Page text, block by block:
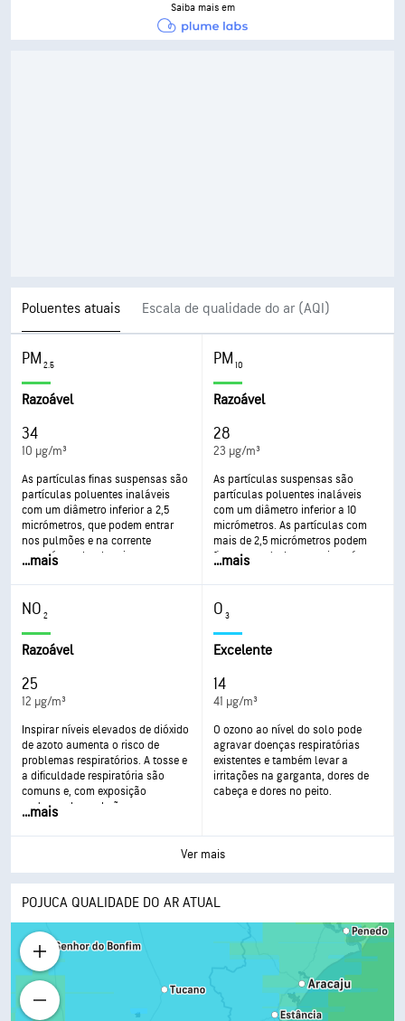
Saiba mais em
Poluentes atuais Escala de qualidade do ar (AQI)
PM2.5
Razoável
34
10 µg/m³
As partículas finas suspensas são
partículas poluentes inaláveis
com um diâmetro inferior a 2,5
micrómetros, que podem entrar
nos pulmões e na corrente
sanguínea, dando origem a
impacto mais agravado é nos
pulmões e no coração. A
exposição pode resultar em tosse
ou dificuldade em respirar, asma
agravada e desenvolvimento de
...mais
PM10
Razoável
28
23 µg/m³
As partículas suspensas são
partículas poluentes inaláveis
com um diâmetro inferior a 10
micrómetros. As partículas com
mais de 2,5 micrómetros podem
ficar acumuladas nas vias aéreas,
exposição pode causar irritações
nos olhos e na garganta, tosse ou
dificuldades de respiração e asma
agravado. Uma exposição mais
frequente e excessiva pode levar a
saúde.
...mais
NO2
Razoável
25
12 µg/m³
Inspirar níveis elevados de dióxido
de azoto aumenta o risco de
problemas respiratórios. A tosse e
a dificuldade respiratória são
comuns e, com exposição
prolongada, poderão ocorrer
infeções respiratórias.
...mais
O3
Excelente
14
41 µg/m³
O ozono ao nível do solo pode
agravar doenças respiratórias
existentes e também levar a
irritações na garganta, dores de
cabeça e dores no peito.
Ver mais
POJUCA QUALIDADE DO AR ATUAL